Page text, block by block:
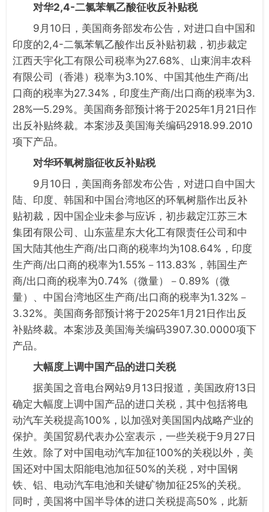
对华2,4-二氯苯氧乙酸征收反补贴税
9月10日，美国商务部发布公告，对进口自中国和
印度的2,4-二氯苯氧乙酸作出反补贴初裁，初步裁定
江西天宇化工有限公司税率为27.68%、山東润丰农科
有限公司（香港）税率为3.10%、中国其他生产商/出
口商的税率为27.34%，印度生产商/出口商的税率为3.
28%—5.29%。美国商务部预计将于2025年1月21日作
出反补贴终裁。本案涉及美国海关编码2918.99.2010
项下产品。
对华环氧树脂征收反补贴税
9月10日，美国商务部发布公告，对进口自中国大
陆、印度、韩国和中国台湾地区的环氧树脂作出反补
贴初裁，因中国企业未参与应诉，初步裁定江苏三木
集团有限公司、山东蓝星东大化工有限责任公司和中
国大陆其他生产商/出口商的税率均为108.64%，印度
生产商/出口商的税率为1.55%－113.83%，韩国生产
商/出口商的税率为0.74%（微量）－0.89%（微
量）、中国台湾地区生产商/出口商的税率为1.32%－
3.32%。美国商务部预计将于2025年1月21日作出反
补贴终裁。本案涉及美国海关编码3907.30.0000项下
产品。
大幅度上调中国产品的进口关税
据美国之音电台网站9月13日报道，美国政府13日
确定大幅度上调中国产品的进口关税，其中包括将电
动汽车关税提高100%，以加强对美国国内战略产业的
保护。美国贸易代表办公室表示，一些关税于9月27日
生效。除了对中国电动汽车加征100%的关税以外，美
国还对中国太阳能电池加征50%的关税，对中国钢
铁、铝、电动汽车电池和关键矿物加征25%的关税。
同时，美国将中国半导体的进口关税提高50%，此新